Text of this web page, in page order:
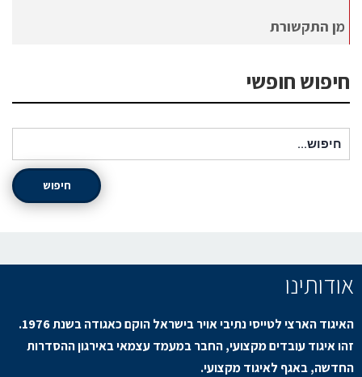
מן התקשורת
חיפוש חופשי
חיפוש
אודותינו
האיגוד הארצי לטייסי נתיבי אויר בישראל הוקם כאגודה בשנת 1976.
זהו איגוד עובדים מקצועי, החבר במעמד עצמאי באירגון ההסדרות
החדשה, באגף לאיגוד מקצועי.